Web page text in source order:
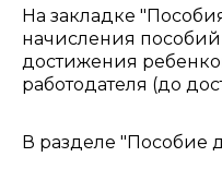
На закладке
начисления
достижения
работодателя (до
В разделе "Пособие